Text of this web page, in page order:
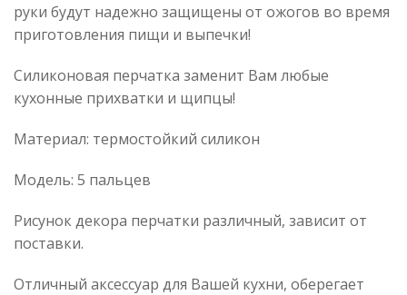
руки будут надежно защищены от ожогов во время
приготовления пищи и выпечки!
Силиконовая перчатка заменит Вам любые
кухонные прихватки и щипцы!
Материал: термостойкий силикон
Модель: 5 пальцев
Рисунок декора перчатки различный, зависит от
поставки.
Отличный аксессуар для Вашей кухни, оберегает